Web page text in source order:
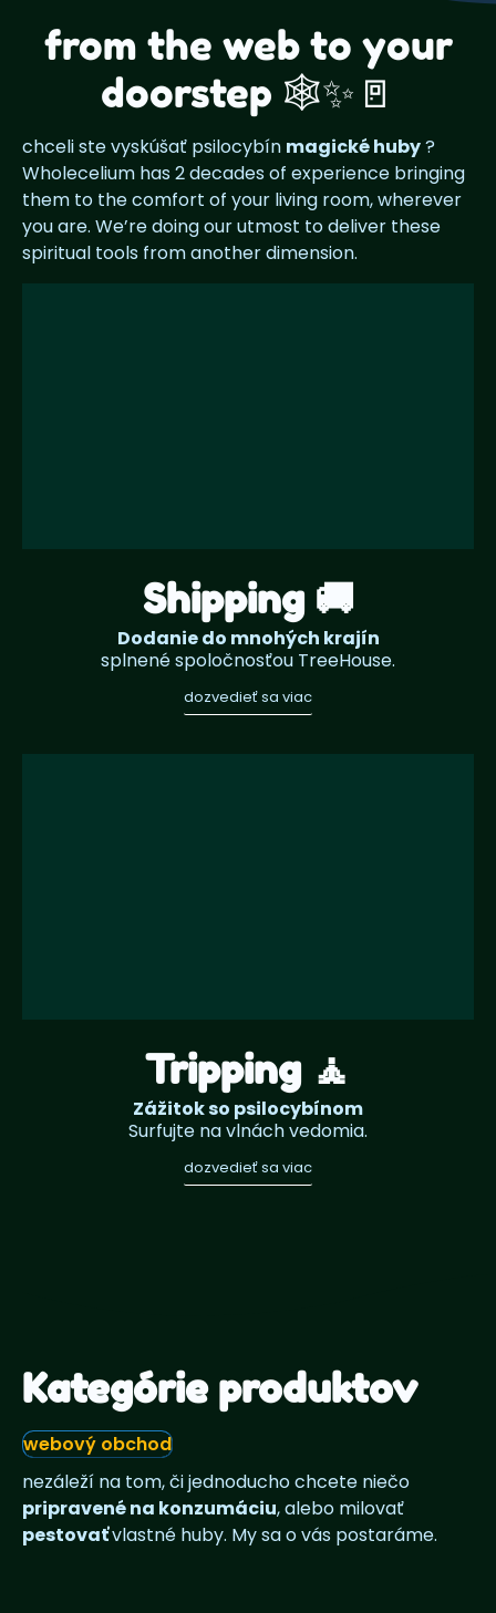
from the web to your
doorstep 🕸️✨🚪
chceli ste vyskúšať psilocybín magické huby?
Wholecelium has 2 decades of experience bringing
them to the comfort of your living room, wherever
you are. We’re doing our utmost to deliver these
spiritual tools from another dimension.
Shipping 🚚
Dodanie do mnohých krajín
splnené spoločnosťou TreeHouse.
dozvedieť sa viac
Tripping 🧘
Zážitok so psilocybínom
Surfujte na vlnách vedomia.
dozvedieť sa viac
Kategórie produktov
webový obchod
nezáleží na tom, či jednoducho chcete niečo
pripravené na konzumáciu, alebo milovať
pestovaťvlastné huby. My sa o vás postaráme.